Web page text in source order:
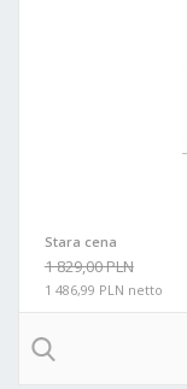
Stara cena
1 829,00 PLN
1 486,99 PLN netto